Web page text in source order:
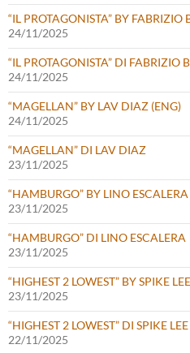
“IL PROTAGONISTA” BY FABRIZIO
24/11/2025
“IL PROTAGONISTA” DI FABRIZIO
24/11/2025
“MAGELLAN” BY LAV DIAZ (ENG)
24/11/2025
“MAGELLAN” DI LAV DIAZ
23/11/2025
“HAMBURGO” BY LINO
23/11/2025
“HAMBURGO” DI LINO ESCALERA
23/11/2025
“HIGHEST 2 LOWEST” BY SPIKE
23/11/2025
“HIGHEST 2 LOWEST” DI SPIKE LEE
22/11/2025